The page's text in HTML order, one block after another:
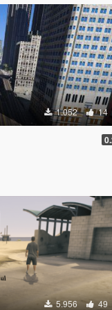
1.052 14
5.956 49